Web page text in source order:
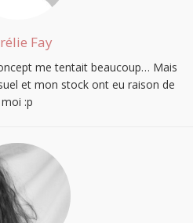
Fay
me tentait beaucoup… Mais
et mon stock ont eu raison de
moi :p